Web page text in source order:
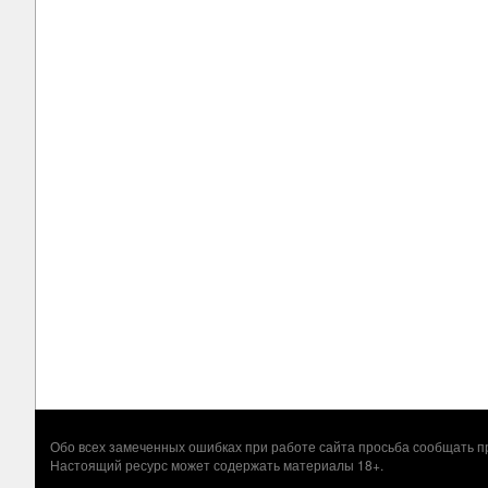
Обо всех замеченных ошибках при работе сайта просьба
Настоящий ресурс может содержать материалы 18+.